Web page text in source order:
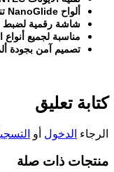
ألواح
شاشة رقمية لضبط
مناسبة لجميع
تصميم آمن بجودة
كتابة تعليق
الرجاء الدخول أو
منتجات ذات صلة